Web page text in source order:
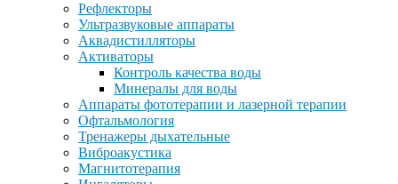
Рефлекторы
Ультразвуковые аппараты
Аквадистилляторы
Активаторы
Контроль качества воды
Минералы для воды
Аппараты фототерапии и лазерной терапии
Офтальмология
Тренажеры дыхательные
Виброакустика
Магнитотерапия